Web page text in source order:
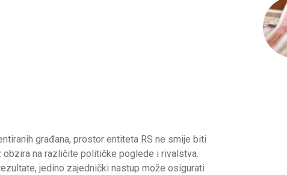
građana, prostor entiteta RS ne smije biti
na različite političke poglede i rivalstva.
jedino zajednički nastup može osigurati